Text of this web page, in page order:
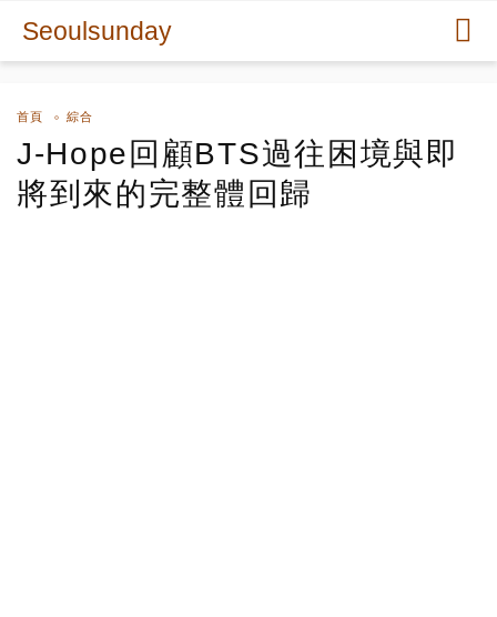
Seoulsunday
首頁 綜合
J-Hope回顧BTS過往困境與即
將到來的完整體回歸